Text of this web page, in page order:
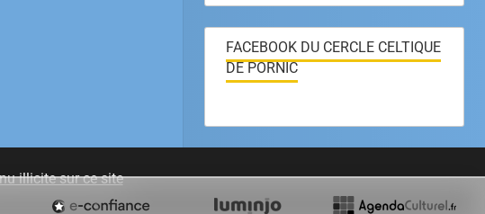
FACEBOOK DU CERCLE CELTIQUE
DE PORNIC
illicite sur ce site